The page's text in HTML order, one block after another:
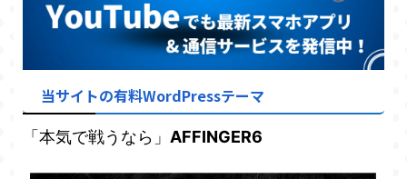
当サイトの有料WordPressテーマ
「本気で戦うなら」 AFFINGER6